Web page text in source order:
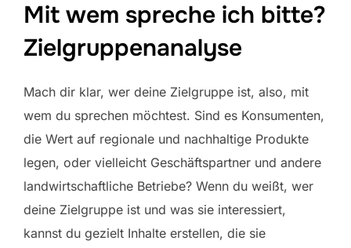
Mit wem spreche ich bitte?
Zielgruppenanalyse
Mach dir klar, wer deine Zielgruppe ist, also, mit
wem du sprechen möchtest. Sind es Konsumenten,
die Wert auf regionale und nachhaltige Produkte
legen, oder vielleicht Geschäftspartner und andere
landwirtschaftliche Betriebe? Wenn du weißt, wer
deine Zielgruppe ist und was sie interessiert,
kannst du gezielt Inhalte erstellen, die sie